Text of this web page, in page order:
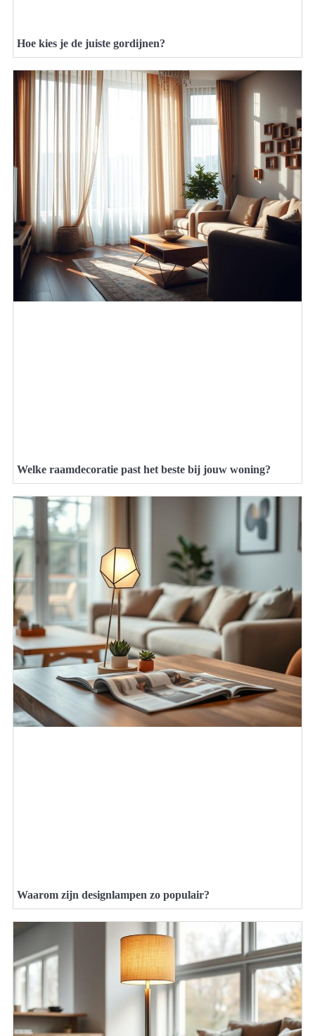
Hoe kies je de juiste gordijnen?
Welke raamdecoratie past het beste bij jouw woning?
Waarom zijn designlampen zo populair?